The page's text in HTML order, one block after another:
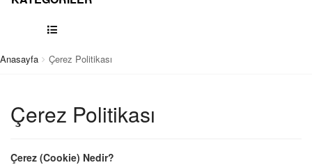
Anasayfa Çerez Politikası
Çerez Politikası
Çerez (Cookie) Nedir?